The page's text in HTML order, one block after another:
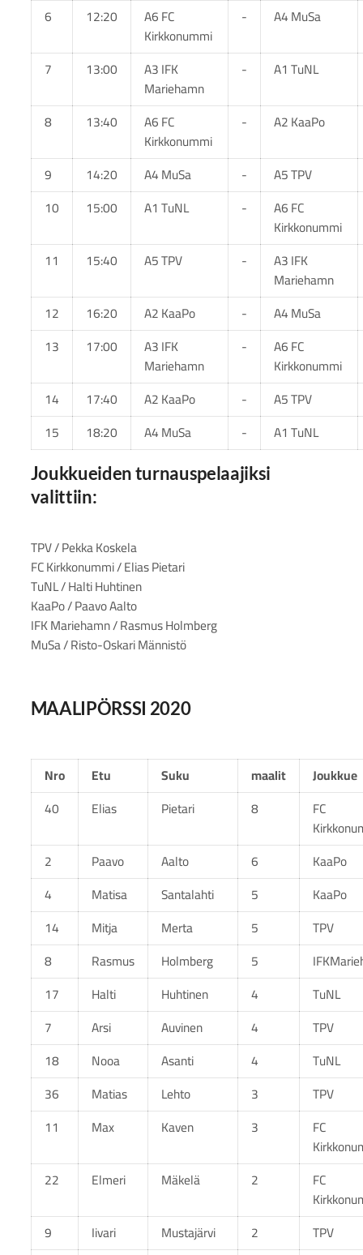
6
12:20
A6 FC
Kirkkonummi
- A4 MuSa
7 13:00
A3 IFK
Mariehamn
- A1 TuNL
8 13:40
A6 FC
Kirkkonummi
- A2 KaaPo
9 14:20 A4 MuSa -
A5 TPV
10
15:00 A1 TuNL -
A6 FC
Kirkkonummi
11
15:40 A5 TPV -
A3 IFK
Mariehamn
12
16:20 A2 KaaPo -
A4 MuSa
13
17:00
A3 IFK
Mariehamn
-
A6 FC
Kirkkonummi
14
17:40 A2 KaaPo -
A5 TPV
15
18:20 A4 MuSa - A1 TuNL
Joukkueiden turnauspelaajiksi
valittiin:
TPV / Pekka Koskela
FC Kirkkonummi / Elias Pietari
TuNL / Halti Huhtinen
KaaPo / Paavo Aalto
IFK Mariehamn / Rasmus Holmberg
MuSa / Risto-Oskari Männistö
MAALIPÖRSSI 2020
Nro Etu Suku maalit
Joukkue
40
Elias Pietari 8
FC
2
Paavo Aalto 6
KaaPo
4
Matisa Santalahti 5
KaaPo
14
Mitja Merta 5
TPV
8
Rasmus Holmberg 5
17
Halti Huhtinen 4
TuNL
7
Arsi Auvinen 4
TPV
18
Nooa Asanti 4
TuNL
36
Matias Lehto 3
TPV
11
Max Kaven 3
FC
22
Elmeri Mäkelä 2
FC
9
Iivari Mustajärvi 2
TPV